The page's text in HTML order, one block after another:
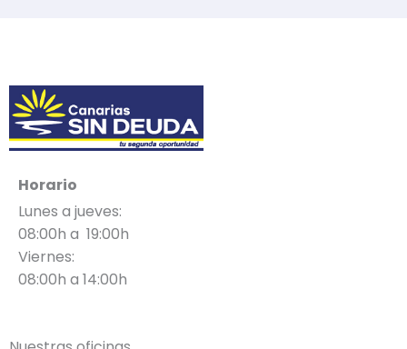
Horario
Lunes a jueves:
08:00h a 19:00h
Viernes:
08:00h a 14:00h